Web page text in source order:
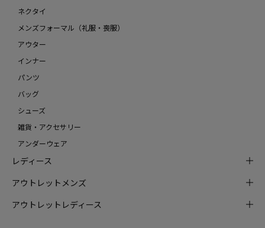
ネクタイ
メンズフォーマル（礼服・喪服）
アウター
インナー
パンツ
バッグ
シューズ
雑貨・アクセサリー
アンダーウェア
レディース
アウトレットメンズ
アウトレットレディース